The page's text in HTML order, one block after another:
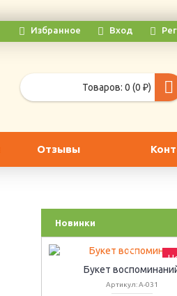
Избранное Вход
Товаров: 0 (0 ₽)
Отзывы
Новинки
Букет
Артикул: А-031